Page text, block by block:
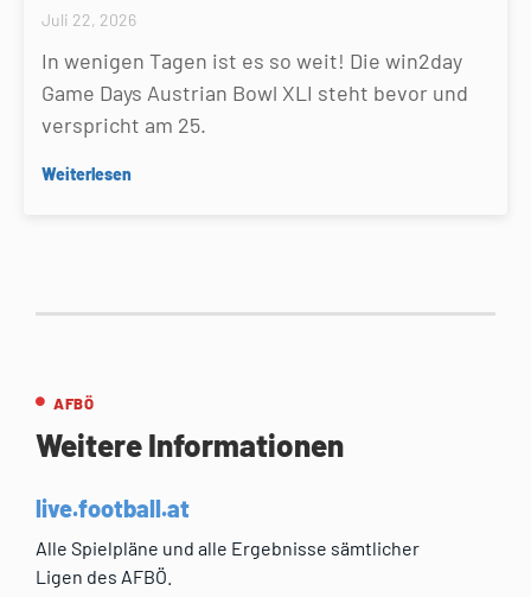
Juli 22, 2026
In wenigen Tagen ist es so weit! Die win2day
Game Days Austrian Bowl XLI steht bevor und
verspricht am 25.
Weiterlesen
AFBÖ
Weitere Informationen
live.football.at
Alle Spielpläne und alle Ergebnisse sämtlicher
Ligen des AFBÖ.